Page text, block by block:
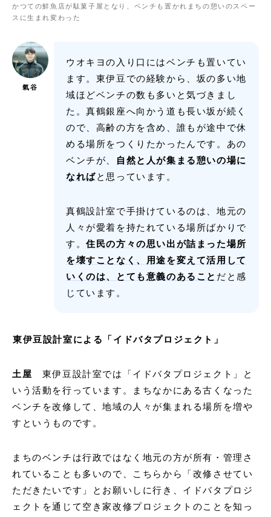
かつての鮮魚店が駄菓子屋となり、ベンチも置かれまちの憩いのスペー
スに生まれ変わった
氣谷
ウオキヨの入り口にはベンチも置いてい
ます。東伊豆での経験から、坂の多い地
域ほどベンチの数も多いと気づきまし
た。真鶴銀座へ向かう道も長い坂が続く
ので、高齢の方を含め、誰もが途中で休
める場所をつくりたかったんです。あの
ベンチが、
自然と人が集まる憩いの場に
なればと思っています。
真鶴設計室で手掛けているのは、地元の
人々が愛着を持たれている場所ばかりで
す。住民の方々の思い出が詰まった場所
を壊すことなく、用途を変えて活用して
いくのは、とても意義のあること だと感
じています。
東伊豆設計室による「イドバタプロジェクト」
土屋
東伊豆設計室では「イドバタプロジェクト」と
いう活動を行っています。まちなかにある古くなった
ベンチを改修して、地域の人々が集まれる場所を増や
すというものです。
まちのベンチは行政ではなく地元の方が所有・管理さ
れていることも多いので、こちらから「改修させてい
ただきたいです」とお願いしに行き、イドバタプロジ
ェクトを通じて空き家改修プロジェクトのことを知っ